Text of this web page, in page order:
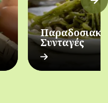
Συνταγές